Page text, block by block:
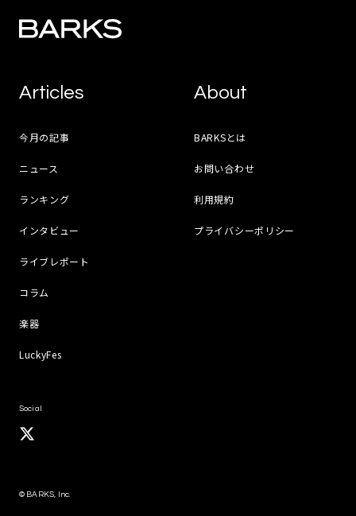
Articles
今月の記事
ニュース
ランキング
インタビュー
ライブレポート
コラム
楽器
LuckyFes
About
BARKSとは
お問い合わせ
利用規約
プライバシーポリシー
Social
© BARKS, Inc.